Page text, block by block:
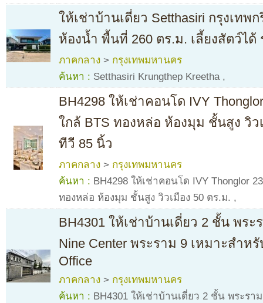
ให้เช่าบ้านเดี่ยว Setthasiri กรุงเทพ
ห้องน้ำ พื้นที่ 260 ตร.ม. เลี้ยงสัตว์ได้
ภาคกลาง > กรุงเทพมหานคร
ค้นหา : Setthasiri Krungthep Kreetha,
BH4298 ให้เช่าคอนโด IVY
ใกล้ BTS ทองหล่อ ห้องมุม ชั้นสูง วิว
ทีวี 85 นิ้ว
ภาคกลาง > กรุงเทพมหานคร
ค้นหา : BH4298 ให้เช่าคอนโด IVY Thonglor
ทองหล่อ ห้องมุม ชั้นสูง วิวเมือง 50 ตร.ม. ,
BH4301 ให้เช่าบ้านเดี่ยว 2 ชั้น พระ
Nine Center พระราม 9 เหมาะสำห
Office
ภาคกลาง > กรุงเทพมหานคร
ค้นหา : BH4301 ให้เช่าบ้านเดี่ยว 2 ชั้น พระรา